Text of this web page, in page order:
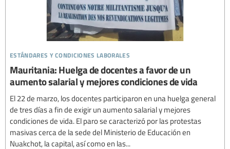
estándares y condiciones laborales
Mauritania: Huelga de docentes a favor de un
aumento salarial y mejores condiciones de vida
El 22 de marzo, los docentes participaron en una huelga general
de tres días a fin de exigir un aumento salarial y mejores
condiciones de vida. El paro se caracterizó por las protestas
masivas cerca de la sede del Ministerio de Educación en
Nuakchot, la capital, así como en las...